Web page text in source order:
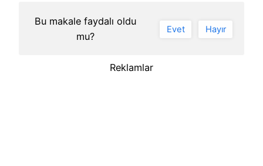
Bu makale faydalı oldu
mu?
Evet Hayır
Reklamlar